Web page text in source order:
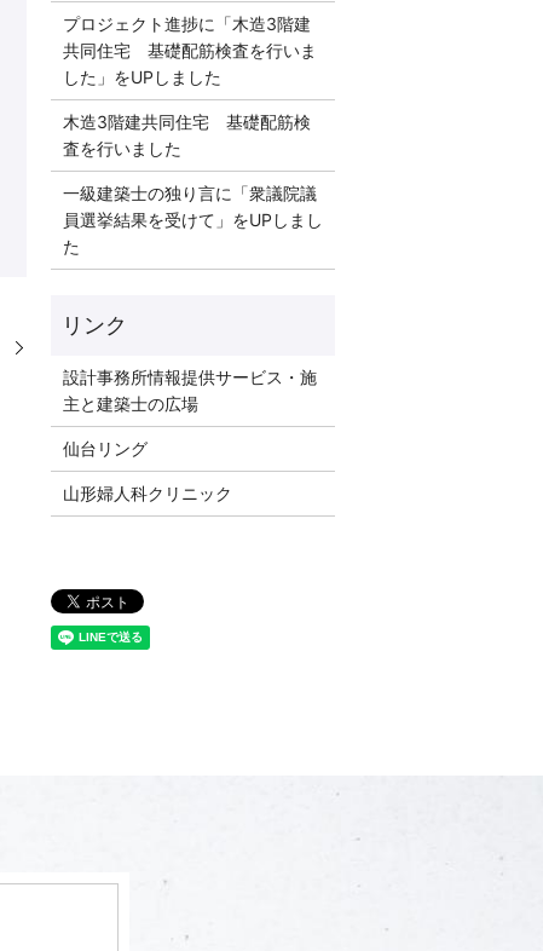
プロジェクト進捗に「木造3階建
共同住宅 基礎配筋検査を行いま
した」をUPしました
木造3階建共同住宅 基礎配筋検
査を行いました
一級建築士の独り言に「衆議院議
員選挙結果を受けて」をUPしまし
た
リンク
設計事務所情報提供サービス・施
主と建築士の広場
仙台リング
山形婦人科クリニック